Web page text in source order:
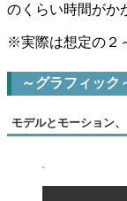
のくらい時間がか
※実際は想定の２
～グラフィック
モデルとモーション